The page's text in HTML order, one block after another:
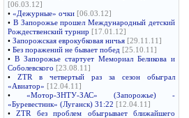
[06.03.12]
• «Дежурные» очки [06.03.12]
• В Запорожье прошел Международный детский
Рождественский турнир [17.01.12]
• Запорожская еврокубковая ничья [29.11.11]
• Без поражений не бывает побед [25.10.11]
• В Запорожье стартует Мемориал Беликова и
Соболевского [23.08.11]
• ZTR в четвертый раз за сезон обыграл
«Авиатор» [12.04.11]
• «Мотор-ЗНТУ-ЗАС» (Запорожье) -
«Буревестник» (Луганск) 31:22 [12.04.11]
•ZTR без проблем обыгрывает ближайшего